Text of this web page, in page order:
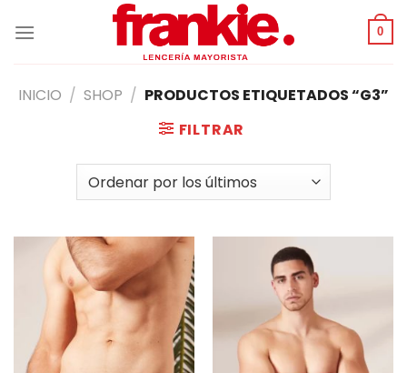
0
INICIO / SHOP / PRODUCTOS ETIQUETADOS “G3”
FILTRAR